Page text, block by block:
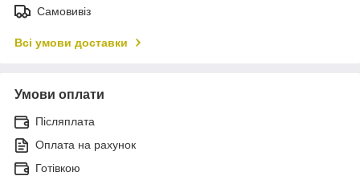
Самовивіз
Всі умови доставки
Умови оплати
Післяплата
Оплата на рахунок
Готівкою